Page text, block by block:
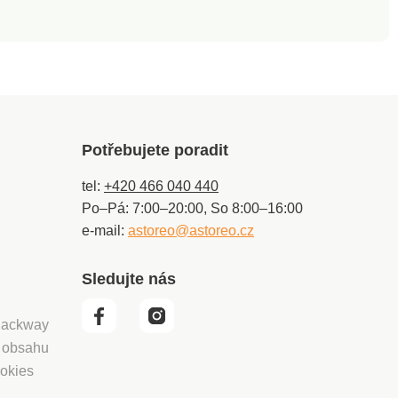
Potřebujete poradit
tel: +420 466 040 440
Po–Pá: 7:00–20:00, So 8:00–16:00
e-mail: astoreo@astoreo.cz
Sledujte nás